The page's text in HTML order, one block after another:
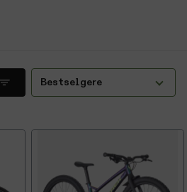
Bestselgere